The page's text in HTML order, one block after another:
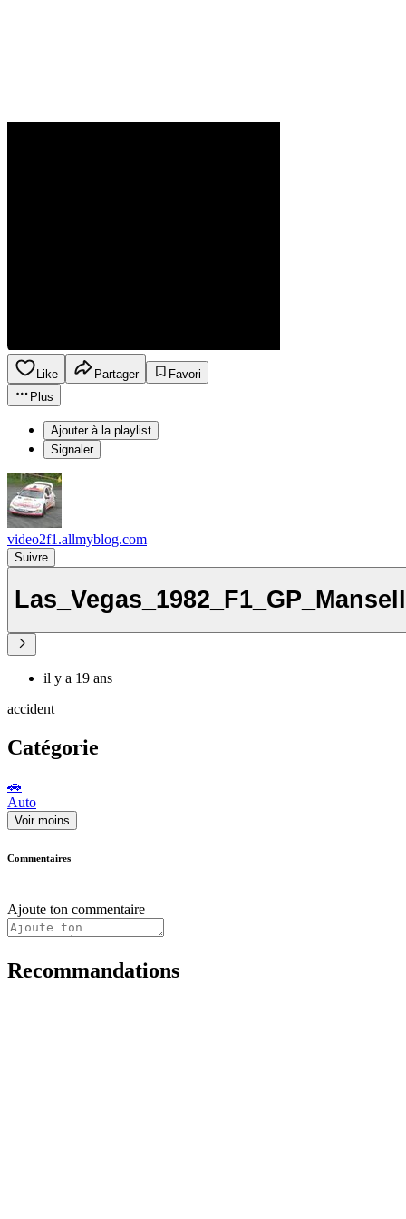
Like Partager
Favori
Plus
Ajouter à la playlist
Signaler
video2f1.allmyblog.com
Suivre
Las_Vegas_1982_F1_GP_Mansell
il y a 19 ans
accident
Catégorie
🚗
Auto
Voir moins
Commentaires
Ajoute ton commentaire
Recommandations